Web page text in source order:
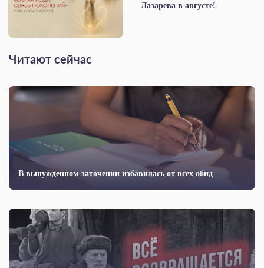
Лазарева в августе!
Читают сейчас
В вынужденном заточении избавилась от всех обид